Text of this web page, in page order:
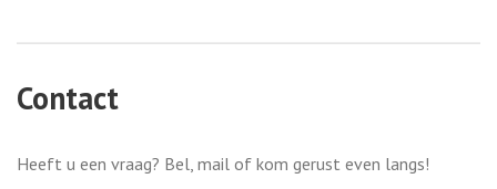
Contact
Heeft u een vraag? Bel, mail of kom gerust even langs!